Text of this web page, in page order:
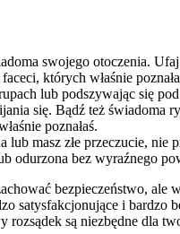
swojego otoczenia.
których właśnie
lub podszywając się
się. Bądź też świadoma
poznałaś.
lub masz złe przeczucie,
odurzona bez wyraźnego
bezpieczeństwo,
satysfakcjonujące i bardzo
są niezbędne dla